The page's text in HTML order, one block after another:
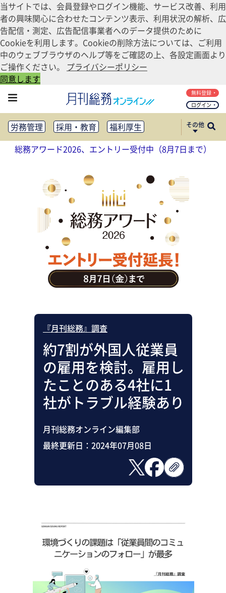
当サイトでは、会員登録やログイン機能、サービス改善、利用
者の興味関心に合わせたコンテンツ表示、利用状況の解析、広
告配信・測定、広告配信事業者へのデータ提供のために
Cookieを利用します。Cookieの削除方法については、ご利用
中のウェブブラウザのヘルプ等をご確認の上、各設定画面より
ご操作ください。 プライバシーポリシー
同意します
ログイン
無料登録
労務管理 採用・教育
福利厚生
健康経営
働き方改革
法務・コンプライアンス
リスクマネジメント・BCP
社外・社内広報
社外・社内コミュニケーション活性化
FM・オフィス移転
CSR・SDGs
テクノロジー活用・DX
助成金・補助金・コスト削減
アウトソーシング・BPO
調査・レポート
その他
総務アワード2026、エントリー受付中（8月7日まで）
『月刊総務』調査
約7割が外国人従業員
の雇用を検討。雇用し
たことのある4社に1
社がトラブル経験あり
月刊総務オンライン編集部
最終更新日： 2024年07月08日